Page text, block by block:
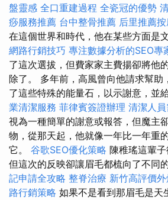
盤靈感 全口重建過程 全瓷冠的優勢
痧服務推薦 台中整骨推薦 后里推薦
在這個世界和時代，他在某些方面是
網路行銷技巧 專注數據分析的SEO專
了這次選拔，但費家家主費揚卻將他
除了。 多年前，高風曾向他請求幫助
了這些特殊的能量石，以示謝意，並
業清潔服務 菲律賓簽證辦理 清潔人
視為一種簡單的謝意或報答，但魔主
物，從那天起，他就像一年比一年重
它。 谷歌SEO優化策略 陳稚瑤這輩
但這次的反映卻讓眉毛都梳向了不同
記申請全攻略 整脊治療 新竹高評價
路行銷策略 如果不是看到那眉毛是天